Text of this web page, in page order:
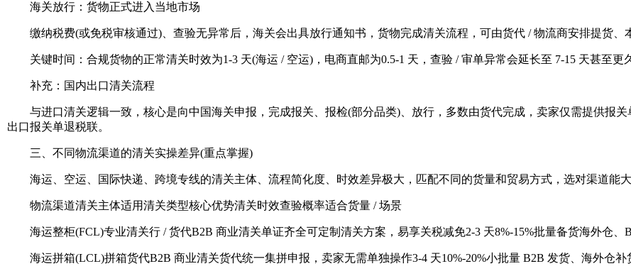
海关放行：货物正式进入当地市场
缴纳税费(或免税审核通过)、查验无异常后，海关会出具放行通知书，货物完成清关流程，可由货代 / 物流商安排提货、
关键时间：合规货物的正常清关时效为1-3 天(海运 / 空运)，电商直邮为0.5-1 天，查验 / 审单异常会延长至 7-15 天甚至更
补充：国内出口清关流程
与进口清关逻辑一致，核心是向中国海关申报，完成报关、报检(部分品类)、放行，多数由货代完成，卖家仅需提供报关
出口报关单退税联。
三、不同物流渠道的清关实操差异(重点掌握)
海运、空运、国际快递、跨境专线的清关主体、流程简化度、时效差异极大，匹配不同的货量和贸易方式，选对渠道能大
物流渠道清关主体适用清关类型核心优势清关时效查验概率适合货量 / 场景
海运整柜(FCL)专业清关行 / 货代B2B 商业清关单证齐全可定制清关方案，易享关税减免2-3 天8%-15%批量备货海外仓、
海运拼箱(LCL)拼箱货代B2B 商业清关货代统一集拼申报，卖家无需单独操作3-4 天10%-20%小批量 B2B 发货、海外仓补